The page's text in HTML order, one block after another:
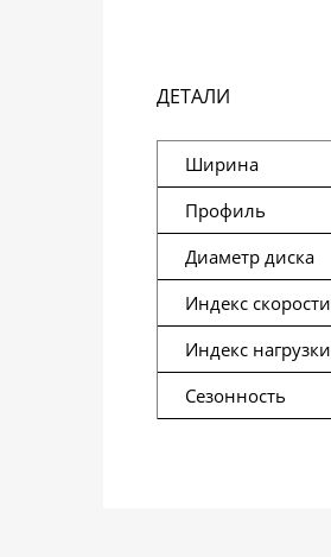
ДЕТАЛИ
Ширина
Профиль
Диаметр диска
Индекс скорости
Индекс нагрузки
Сезонность